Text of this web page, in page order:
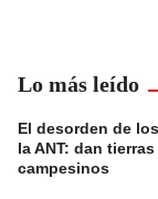
Lo más leído
El desorden de
la ANT: dan
campesinos